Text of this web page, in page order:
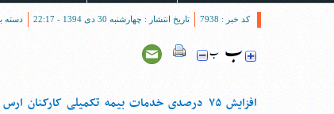
کد خبر : 7938 تاریخ انتشار : چهارشنبه 30 دی 1394 - 22:17 دسته
افزایش ۷۵ درصدی خدمات بیمه تکمیلی کارکنان